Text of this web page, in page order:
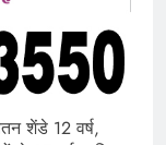
शेंडे 12 वर्ष,